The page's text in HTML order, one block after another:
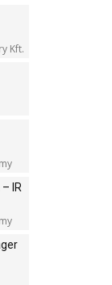
Kft.
IR